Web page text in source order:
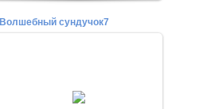
Волшебный сундучок7
Елена Альт. Фото Ольги
Зарецкой